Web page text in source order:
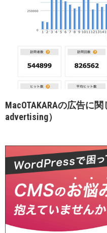
MacOTAKARAの広告に
advertising）